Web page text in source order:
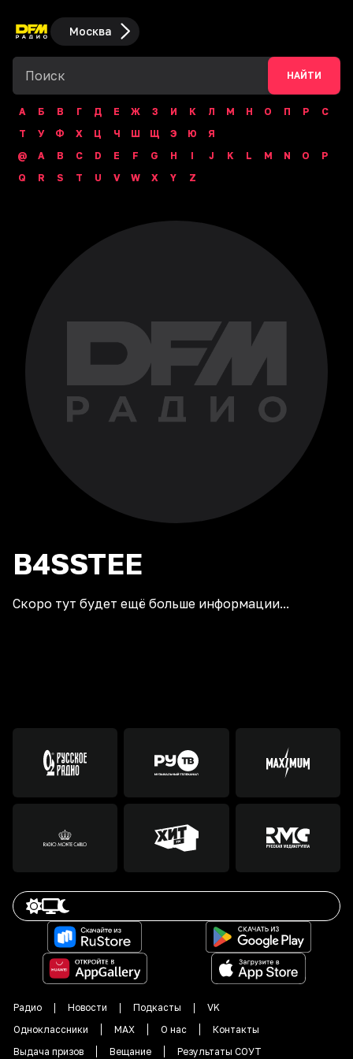
Москва
НАЙТИ
А Б В Г Д Е Ж З И К Л М Н О П Р
С
Т
У Ф Х Ц Ч Ш Щ Э Ю
Я
@
A B C D E F G H I J K L M N O
P
Q
R S T U V W X Y Z
B4SSTEE
Скоро тут будет ещё больше информации...
Радио Новости Подкасты
VK
Одноклассники
MAX О нас
Контакты
Выдача призов
Вещание Результаты СОУТ